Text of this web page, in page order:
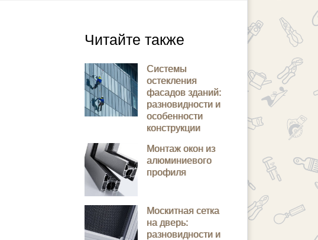
Читайте также
Системы
остекления
фасадов зданий:
разновидности и
особенности
конструкции
Монтаж окон из
алюминиевого
профиля
Москитная сетка
на дверь:
разновидности и